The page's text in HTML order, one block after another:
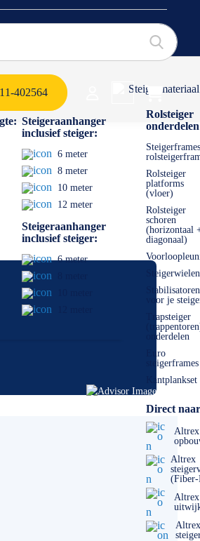
402564
Steigeraanhanger
inclusief steiger:
6 meter
8 meter
10 meter
12 meter
Steigeraanhanger
inclusief steiger:
6 meter
Steigermateriaal
Rolsteiger
Rolsteiger
platforms
(vloer)
Rolsteiger
schoren
(horizontaal
diagonaal)
Steigerwielen
Stabilisatoren
voor je
Trapsteiger
onderdelen
Euro
steigerframes
Kantplankset
Direct
Altrex
Altrex
Altrex
Altrex